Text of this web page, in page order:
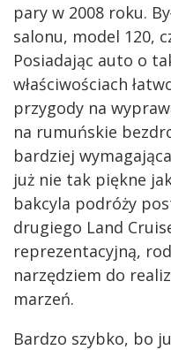
pary w 2008 roku.
salonu, model 120,
Posiadając auto o
właściwościach
przygody na
na rumuńskie
bardziej
już nie tak piękne
bakcyla podróży
drugiego Land
reprezentacyjną,
narzędziem do
marzeń.
Bardzo szybko, bo